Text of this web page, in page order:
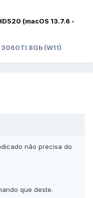
(macOS 13.7.6 -
8Gb (W11)
não precisa do
que deste.